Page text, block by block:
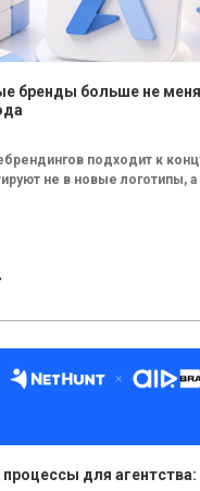
бренды больше не
подходит к
не в новые логотипы,
процессы для